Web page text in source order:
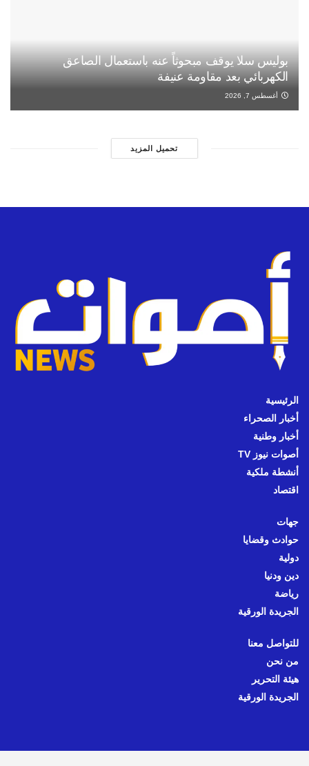
بوليس سلا يوقف مبحوثاً عنه باستعمال الصاعق
الكهربائي بعد مقاومة عنيفة
أغسطس 7, 2026
تحميل المزيد
الرئيسية
أخبار الصحراء
أخبار وطنية
أصوات نيوز TV
أنشطة ملكية
اقتصاد
جهات
حوادث وقضايا
دولية
دين ودنيا
رياضة
الجريدة الورقية
للتواصل معنا
من نحن
هيئة التحرير
الجريدة الورقية